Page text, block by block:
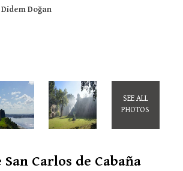
Didem Doğan
SEE ALL
PHOTOS
Carlos de Cabaña